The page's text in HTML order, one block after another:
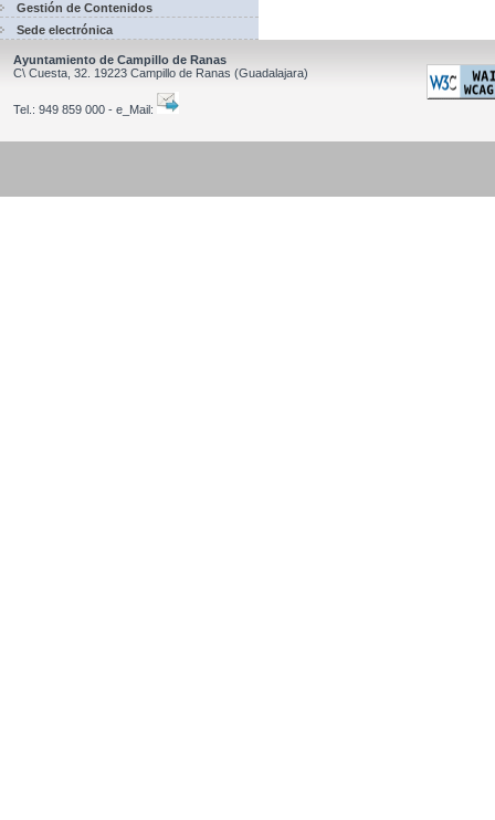
Gestión de Contenidos
Sede electrónica
Ayuntamiento de Campillo de Ranas
C\ Cuesta, 32. 19223 Campillo de Ranas (Guadalajara)
Tel.: 949 859 000 - e_Mail: